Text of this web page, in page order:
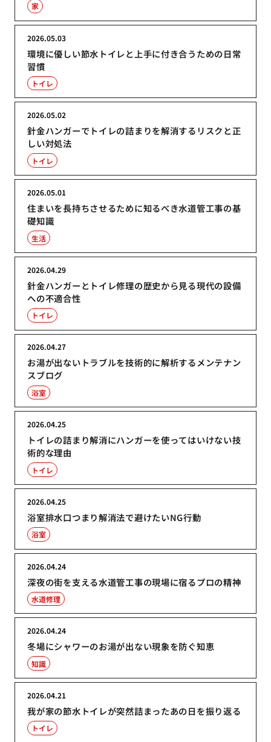
家
環境に優しい節水トイレと上手に付き合うための日常
習慣
2026.05.03
トイレ
針金ハンガーでトイレの詰まりを解消するリスクと正
しい対処法
2026.05.02
トイレ
住まいを長持ちさせるために知るべき水道管工事の基
礎知識
2026.05.01
生活
針金ハンガーとトイレ修理の歴史から見る現代の設備
への不適合性
2026.04.29
トイレ
お湯が出ないトラブルを技術的に解析するメンテナン
スブログ
2026.04.27
浴室
トイレの詰まり解消にハンガーを使ってはいけない技
術的な理由
2026.04.25
トイレ
浴室排水口つまり解消法で避けたいNG行動
2026.04.25
浴室
深夜の街を支える水道管工事の現場に宿るプロの精神
2026.04.24
水道修理
冬場にシャワーのお湯が出ない現象を防ぐ知恵
2026.04.24
知識
我が家の節水トイレが突然詰まったあの日を振り返る
2026.04.21
トイレ